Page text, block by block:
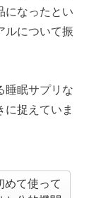
になったとい
ルについて振
睡眠サプリな
に捉えていま
めて使って